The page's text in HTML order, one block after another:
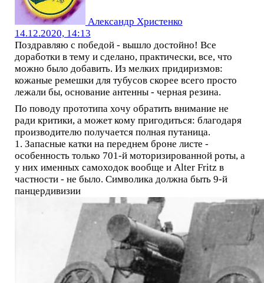
Александр Христенко
14.12.2020, 14:13
Поздравляю с победой - вышло достойно! Все
доработки в тему и сделано, практически, все, что
можно было добавить. Из мелких придиризмов:
кожаные ремешки для тубусов скорее всего просто
лежали бы, основание антенны - черная резина.
По поводу прототипа хочу обратить внимание не
ради критики, а может кому пригодиться: благодаря
производителю получается полная путаница.
1. Запасные катки на переднем броне листе -
особенность только 701-й моторизированной роты, а
у них именных самоходок вообще и Alter Fritz в
частности - не было. Символика должна быть 9-й
панцердивизии